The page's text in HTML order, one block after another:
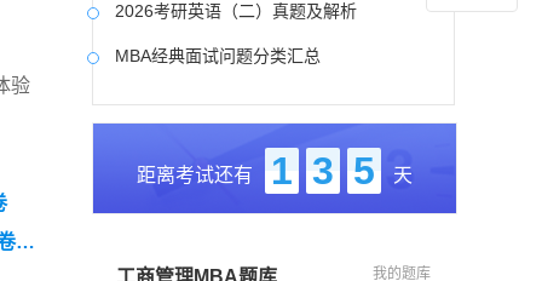
验
2026考研英语（二）真题及解析
MBA经典面试问题分类汇总
2017-2025近九年各科真题及详细解析
考研英语（二）试题库
2027写作备考攻略
距离考试还有 1 3 5 天
我的题库